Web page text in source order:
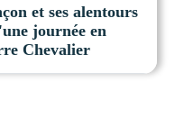
et ses alentours
journée en
Chevalier